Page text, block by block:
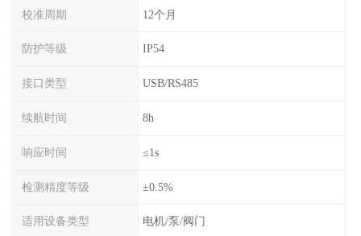
校准周期 12个月
防护等级 IP54
接口类型 USB/RS485
续航时间 8h
响应时间 ≤1s
检测精度等级 ±0.5%
适用设备类型 电机/泵/阀门